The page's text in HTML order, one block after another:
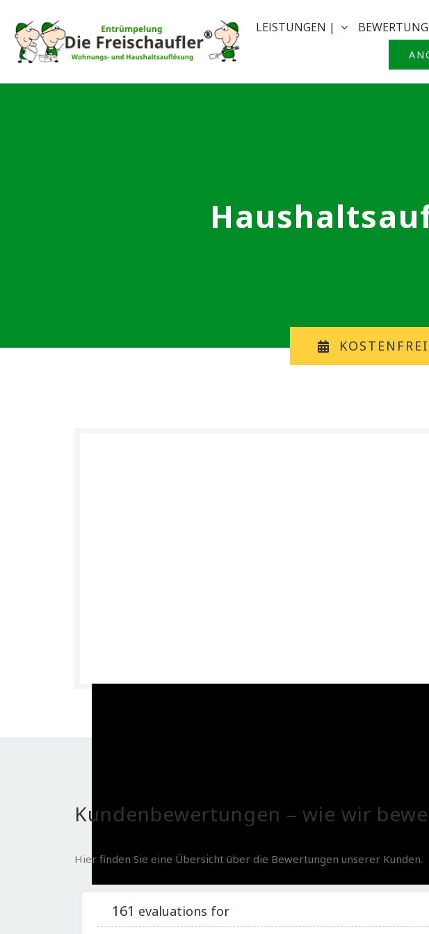
content
LEISTUNGEN |
Kundenbewertungen – wie wir
Hier finden Sie eine Übersicht über die Bewertungen unserer Kunden.
161 evaluations for